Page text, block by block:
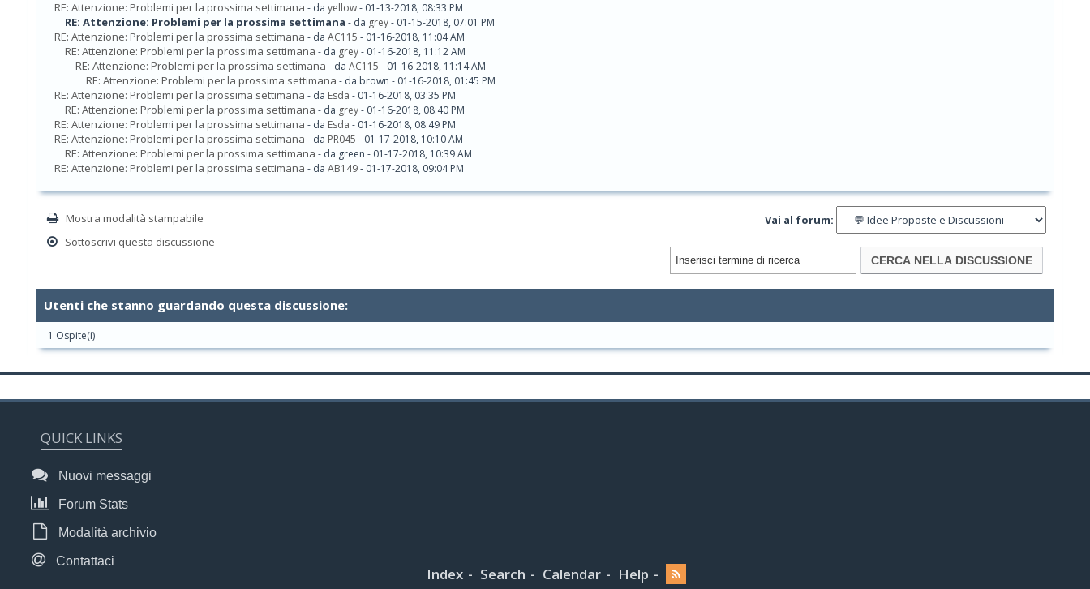
RE: Attenzione: Problemi per la prossima settimana - da yellow- 01-13-2018, 08:33 PM
RE: Attenzione: Problemi per la prossima settimana - da grey- 01-15-2018, 07:01 PM
RE: Attenzione: Problemi per la prossima settimana - da AC115 - 01-16-2018, 11:04 AM
RE: Attenzione: Problemi per la prossima settimana - da grey- 01-16-2018, 11:12 AM
RE: Attenzione: Problemi per la prossima settimana - da AC115 - 01-16-2018, 11:14 AM
RE: Attenzione: Problemi per la prossima settimana - da brown - 01-16-2018, 01:45 PM
RE: Attenzione: Problemi per la prossima settimana - da Esda - 01-16-2018, 03:35 PM
RE: Attenzione: Problemi per la prossima settimana - da grey- 01-16-2018, 08:40 PM
RE: Attenzione: Problemi per la prossima settimana - da Esda - 01-16-2018, 08:49 PM
RE: Attenzione: Problemi per la prossima settimana - da PR045 - 01-17-2018, 10:10 AM
RE: Attenzione: Problemi per la prossima settimana - da green - 01-17-2018, 10:39 AM
RE: Attenzione: Problemi per la prossima settimana - da AB149- 01-17-2018, 09:04 PM
Mostra modalità stampabile
Sottoscrivi questa discussione
Vai al forum:
Utenti che stanno guardando questa discussione:
1 Ospite(i)
QUICK LINKS
Nuovi messaggi
Forum Stats
Modalità archivio
Contattaci
Index Search Calendar Help